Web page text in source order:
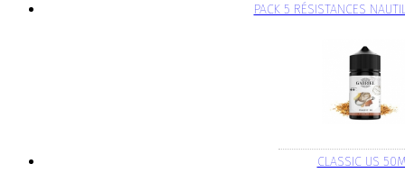
PACK 5 RÉSISTANCES
CLASSIC US